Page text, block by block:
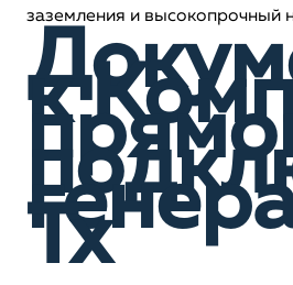
заземления и высокопрочный
к
Tx